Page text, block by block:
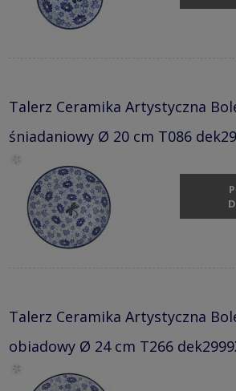
Talerz Ceramika Artystyczna
śniadaniowy Ø 20 cm T086
Talerz Ceramika Artystyczna
obiadowy Ø 24 cm T266